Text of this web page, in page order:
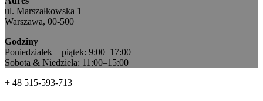
ul. Marszałkowska 1
Warszawa, 00-500
Godziny
Poniedziałek—piątek: 9:00–17:00
Sobota & Niedziela: 11:00–15:00
+ 48 515-593-713